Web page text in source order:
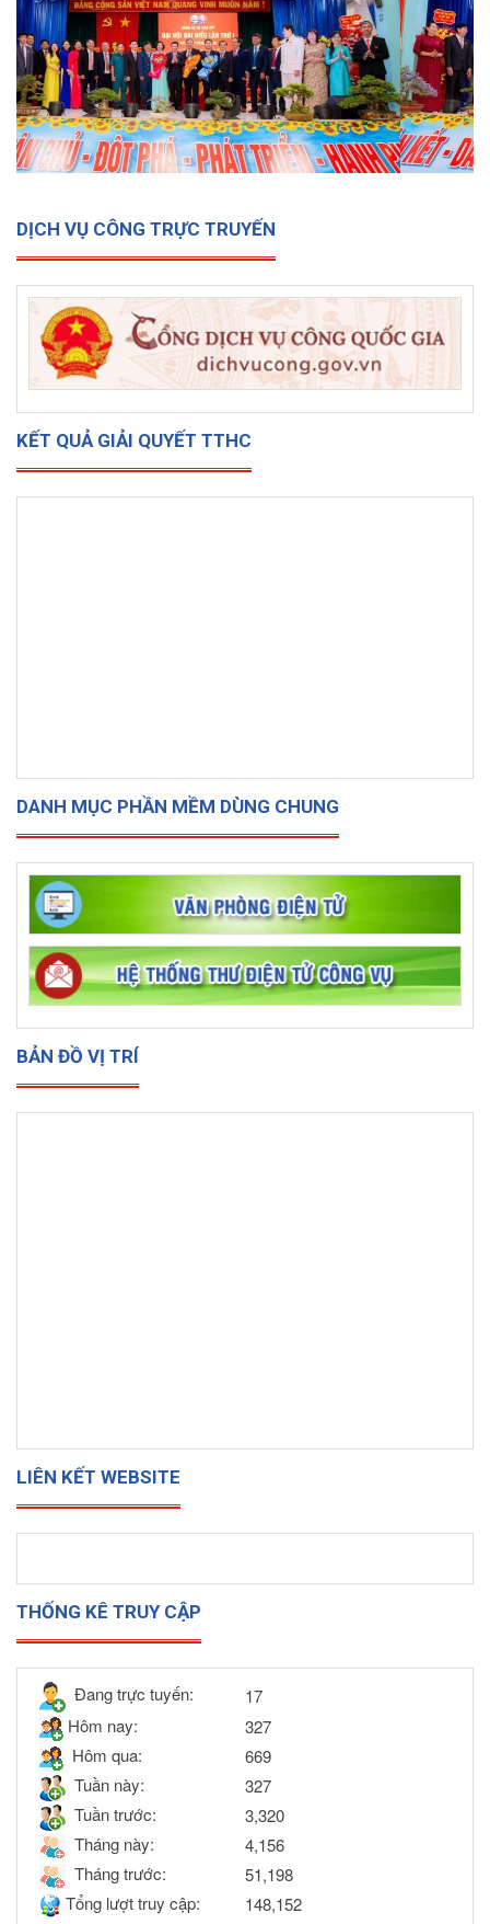
2030
DỊCH VỤ CÔNG TRỰC TRUYẾN
KẾT QUẢ GIẢI QUYẾT TTHC
DANH MỤC PHẦN MỀM DÙNG CHUNG
BẢN ĐỒ VỊ TRÍ
LIÊN KẾT WEBSITE
THỐNG KÊ TRUY CẬP
Đang trực tuyến:
17
Hôm nay:
327
Hôm qua:
669
Tuần này:
327
Tuần trước:
3,320
Tháng này:
4,156
Tháng trước:
51,198
Tổng lượt truy cập:
148,152